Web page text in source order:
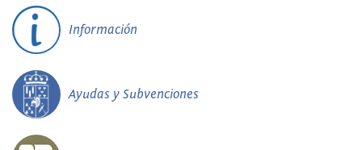
Información
Ayudas y Subvenciones